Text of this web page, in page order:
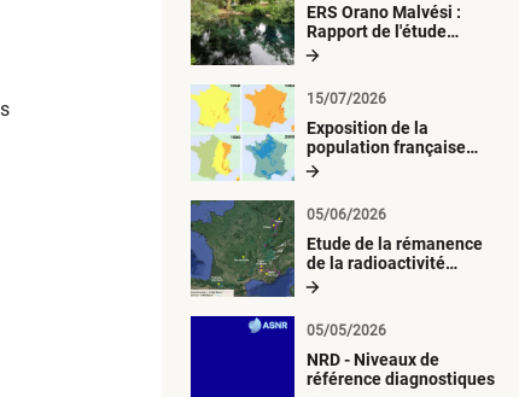
ERS Orano Malvési :
Rapport de l'étude
radiologique du milieu
Exposition de la
population française
métropolitaine aux
atmosphériques
radioactives depuis 1945
15/07/2026
Etude de la rémanence
de la radioactivité
d’origine artificielle
05/06/2026
NRD - Niveaux de
référence diagnostiques
05/05/2026